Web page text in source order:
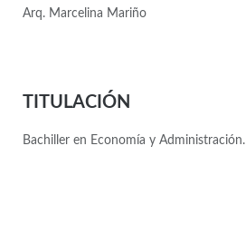
Arq. Marcelina Mariño
TITULACIÓN
Bachiller en Economía y Administración.